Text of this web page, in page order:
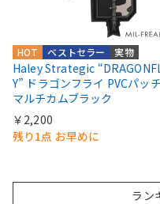
実物
ベストセラー
HOT
Haley Strategic
Y” ドラゴンフライ PVCパッチ
マルチカムブラック
￥2,200
残り1点 お早めに
ラン